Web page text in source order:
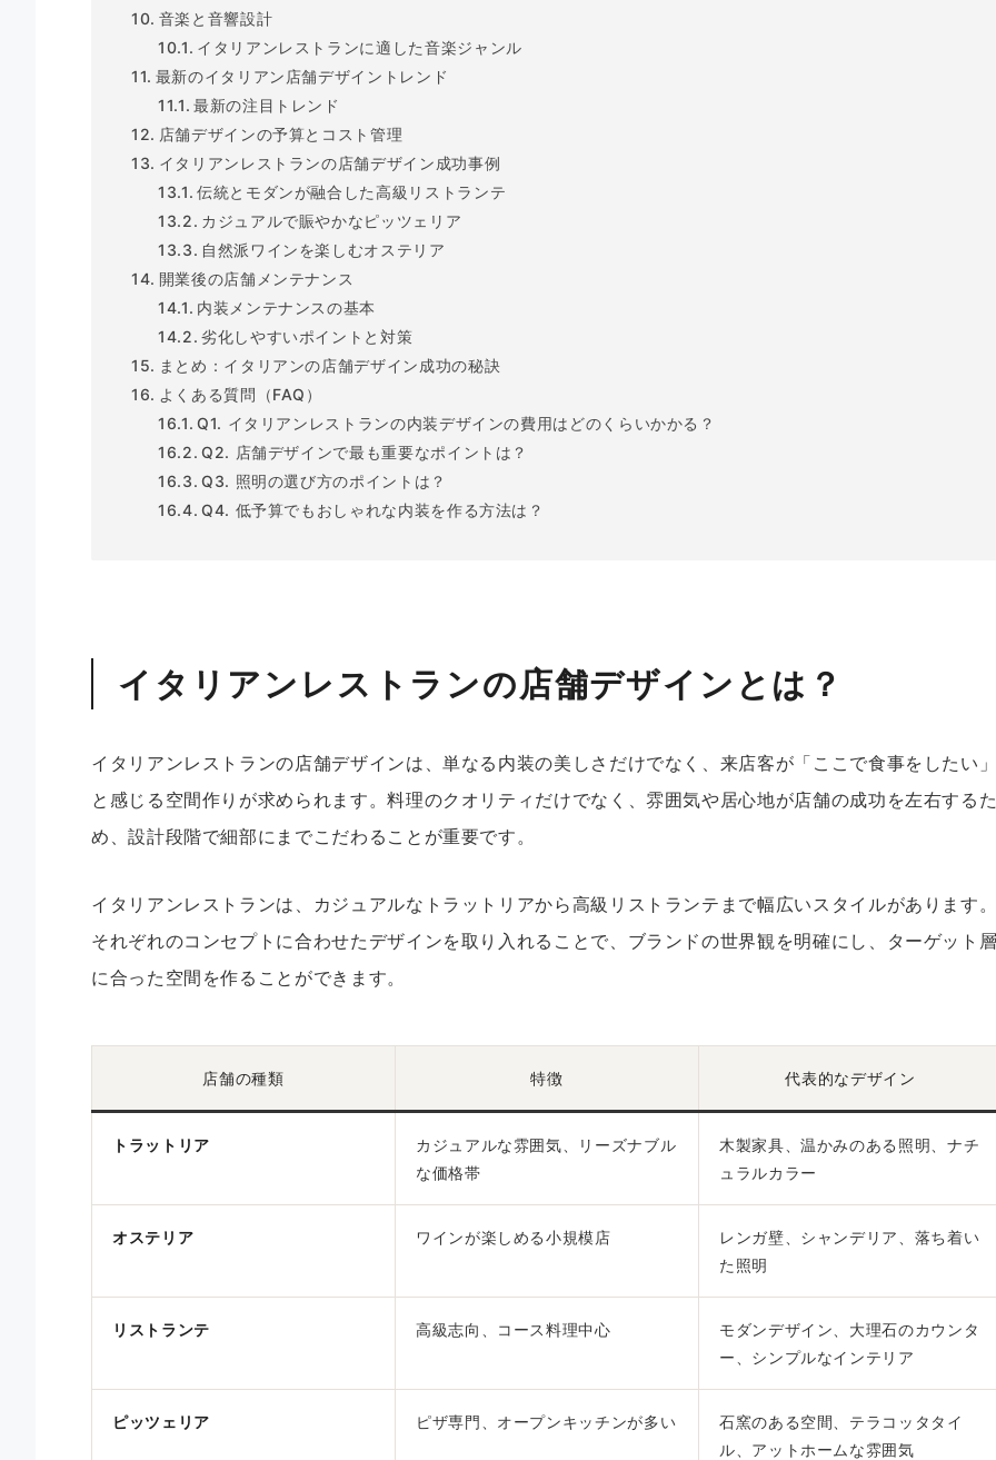
音楽と音響設計
イタリアンレストランに適した音楽ジャンル
最新のイタリアン店舗デザイントレンド
最新の注目トレンド
店舗デザインの予算とコスト管理
イタリアンレストランの店舗デザイン成功事例
伝統とモダンが融合した高級リストランテ
カジュアルで賑やかなピッツェリア
自然派ワインを楽しむオステリア
開業後の店舗メンテナンス
内装メンテナンスの基本
劣化しやすいポイントと対策
まとめ：イタリアンの店舗デザイン成功の秘訣
よくある質問（FAQ）
Q1. イタリアンレストランの内装デザインの費用はどのくらいかかる？
Q2. 店舗デザインで最も重要なポイントは？
Q3. 照明の選び方のポイントは？
Q4. 低予算でもおしゃれな内装を作る方法は？
イタリアンレストランの店舗デザインとは？
イタリアンレストランの店舗デザインは、単なる内装の美しさだけでなく、来店客が「ここで食事をしたい
と感じる空間作りが求められます。料理のクオリティだけでなく、雰囲気や居心地が店舗の成功を左右する
め、設計段階で細部にまでこだわることが重要です。
イタリアンレストランは、カジュアルなトラットリアから高級リストランテまで幅広いスタイルがあります
それぞれのコンセプトに合わせたデザインを取り入れることで、ブランドの世界観を明確にし、ターゲット
に合った空間を作ることができます。
店舗の種類 特徴 代表的なデザイン
トラットリア
カジュアルな雰囲気、リーズナブル
な価格帯
木製家具、温かみのある照明、ナチ
ュラルカラー
オステリア ワインが楽しめる小規模店
レンガ壁、シャンデリア、落ち着い
た照明
リストランテ 高級志向、コース料理中心
モダンデザイン、大理石のカウンタ
ー、シンプルなインテリア
ピッツェリア ピザ専門、オープンキッチンが多い
石窯のある空間、テラコッタタイ
ル、アットホームな雰囲気